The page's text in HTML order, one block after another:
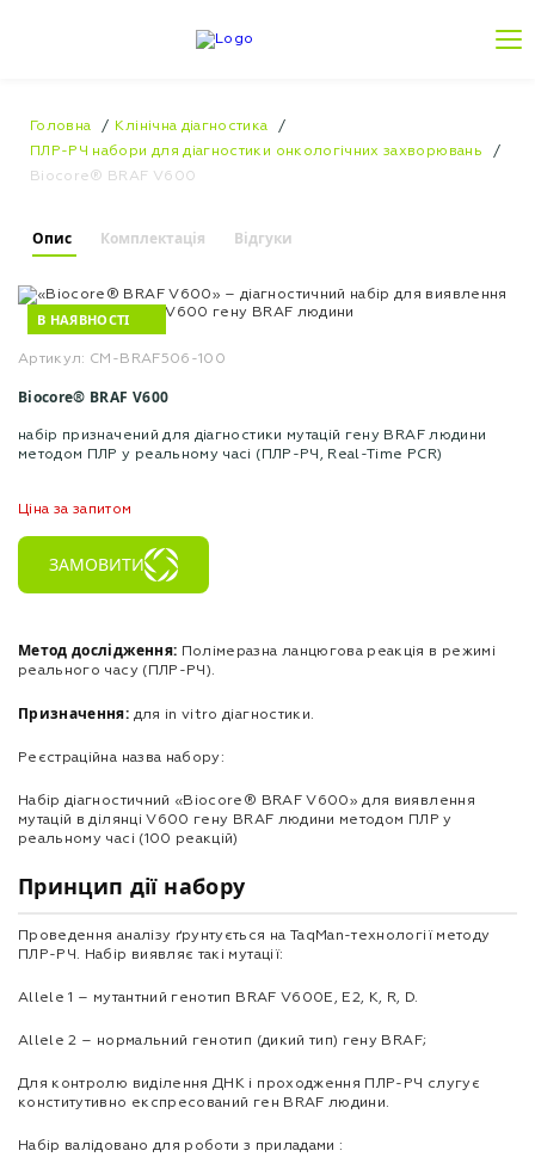
Головна
Клінічна діагностика
ПЛР-РЧ набори для діагностики онкологічних захворювань
Biocore® BRAF V600
Опис Комплектація Відгуки
В НАЯВНОСТІ
Артикул: CM-BRAF506-100
Biocore® BRAF V600
набір призначений для діагностики мутацій гену BRAF людини
методом ПЛР у реальному часі (ПЛР-РЧ, Real-Time PCR)
Ціна за запитом
ЗАМОВИТИ
Метод дослідження: Полімеразна ланцюгова реакція в режимі
реального часу (ПЛР-РЧ).
Призначення: для in vitro діагностики.
Реєстраційна назва набору:
Набір діагностичний «Biocore® BRAF V600» для виявлення
мутацій в ділянці V600 гену BRAF людини методом ПЛР у
реальному часі (100 реакцій)
Принцип дії набору
Проведення аналізу ґрунтується на TaqMan-технології методу
ПЛР-РЧ. Набір виявляє такі мутації:
Allele 1 – мутантний генотип BRAF V600E, E2, K, R, D.
Allele 2 – нормальний генотип (дикий тип) гену BRAF;
Для контролю виділення ДНК і проходження ПЛР-РЧ слугує
конститутивно експресований ген BRAF людини.
Набір валідовано для роботи з приладами :